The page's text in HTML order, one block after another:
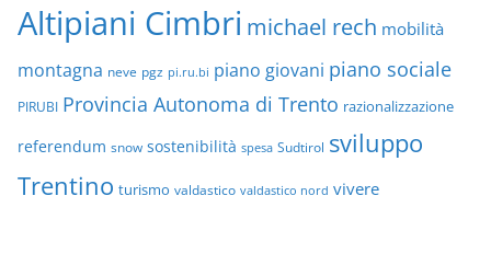
Altipiani Cimbri michael rech mobilità
montagna neve pgz pi.ru.bi piano giovani piano sociale
PIRUBI Provincia Autonoma di Trento razionalizzazione
referendum snow sostenibilità spesa Sudtirol sviluppo
Trentino turismo valdastico valdastico nord vivere